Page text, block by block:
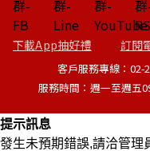
下載App抽好禮 訂閱
客戶服務專線：02-
服務時間：週一至週五
提示訊息
發生未預期錯誤,請洽管理